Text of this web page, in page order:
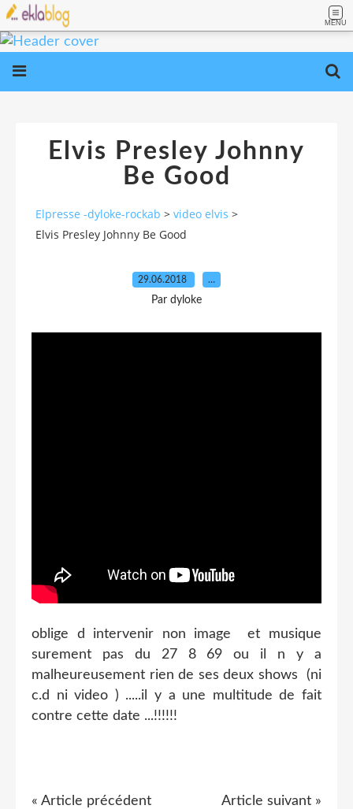
MENU
Elvis Presley Johnny
Be Good
Elpresse -dyloke-rockab > video elvis >
Elvis Presley Johnny Be Good
29.06.2018 …
Par dyloke
oblige d intervenir non image et musique
surement pas du 27 8 69 ou il n y a
malheureusement rien de ses deux shows (ni
c.d ni video ) .....il y a une multitude de fait
contre cette date ...!!!!!!
« Article précédent Article suivant »